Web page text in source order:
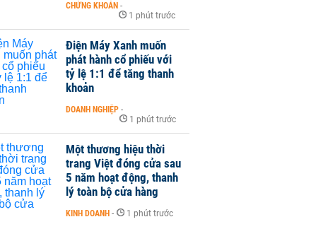
CHỨNG KHOÁN -
1 phút trước
Điện Máy Xanh muốn
phát hành cổ phiếu với
tỷ lệ 1:1 để tăng thanh
khoản
DOANH NGHIỆP -
1 phút trước
Một thương hiệu thời
trang Việt đóng cửa sau
5 năm hoạt động, thanh
lý toàn bộ cửa hàng
KINH DOANH - 1 phút trước